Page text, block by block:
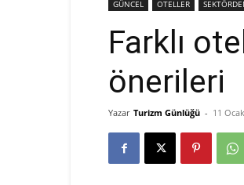
GÜNCEL OTELLER
Farklı
önerileri
Yazar Turizm Günlüğü - 11